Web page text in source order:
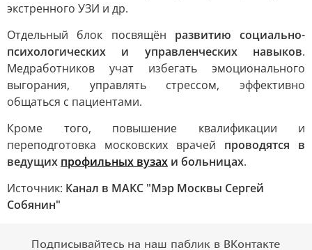
экстренного УЗИ и др.
Отдельный блок посвящён развитию социально-
психологических и управленческих навыков.
Медработников учат избегать эмоционального
выгорания, управлять стрессом, эффективно
общаться с пациентами.
Кроме того, повышение квалификации и
переподготовка московских врачей проводятся в
ведущих профильных вузах и больницах.
Источник: Канал в МАКС "Мэр Москвы Сергей
Собянин"
Подписывайтесь на наш паблик в ВКонтакте